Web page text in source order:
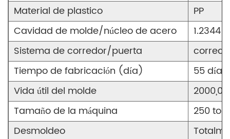
Material de plastico
PP
Cavidad de molde/núcleo de acero
1.2344
Sistema de corredor/puerta
Tiempo de fabricación (día)
55 días
Vida útil del molde
Tamaño de la máquina
250
Desmoldeo